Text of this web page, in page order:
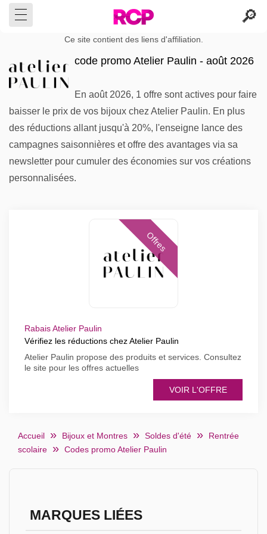
Ce site contient des liens d'affiliation.
code promo Atelier Paulin - août 2026
En août 2026, 1 offre sont actives pour faire
baisser le prix de vos bijoux chez Atelier Paulin. En plus
des réductions allant jusqu'à 20%, l'enseigne lance des
campagnes saisonnières et offre des avantages via sa
newsletter pour cumuler des économies sur vos créations
personnalisées.
Offres
Rabais Atelier Paulin
Vérifiez les réductions chez Atelier Paulin
Atelier Paulin propose des produits et services. Consultez
le site pour les offres actuelles
VOIR L'OFFRE
Accueil Bijoux et Montres Soldes d'été
Rentrée
scolaire
Codes promo Atelier Paulin
MARQUES LIÉES